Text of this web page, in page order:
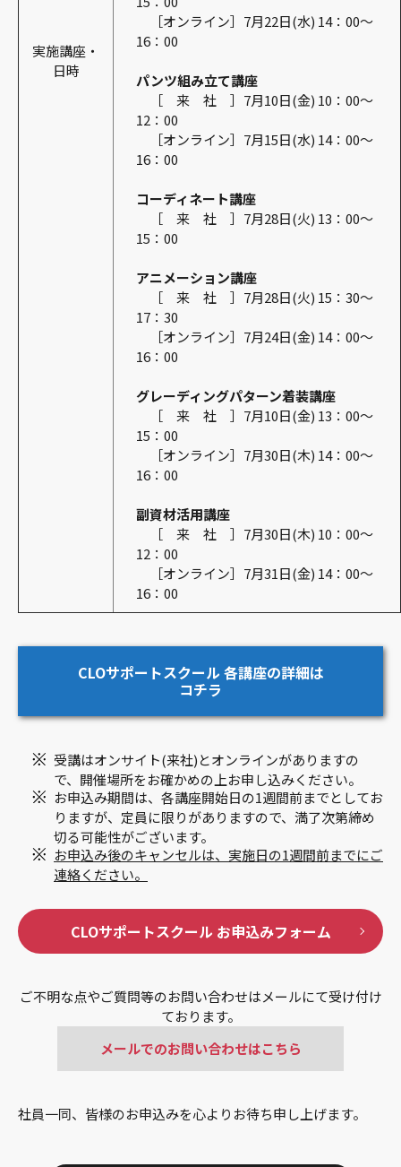
実施講座・
日時
［オンライン］7月22日(水) 14：00～
16：00
パンツ組み立て講座
［ 来 社 ］7月10日(金) 10：00～
12：00
［オンライン］7月15日(水) 14：00～
16：00
コーディネート講座
［ 来 社 ］7月28日(火) 13：00～
15：00
アニメーション講座
［ 来 社 ］7月28日(火) 15：30～
17：30
［オンライン］7月24日(金) 14：00～
16：00
グレーディングパターン着装講座
［ 来 社 ］7月10日(金) 13：00～
15：00
［オンライン］7月30日(木) 14：00～
16：00
副資材活用講座
［ 来 社 ］7月30日(木) 10：00～
12：00
［オンライン］7月31日(金) 14：00～
16：00
CLOサポートスクール 各講座の詳細は
コチラ
受講はオンサイト(来社)とオンラインがありますの
で、開催場所をお確かめの上お申し込みください。
お申込み期間は、各講座開始日の1週間前までとしてお
りますが、定員に限りがありますので、満了次第締め
切る可能性がございます。
お申込み後のキャンセルは、実施日の1週間前までにご
連絡ください。
CLOサポートスクール お申込みフォーム
ご不明な点やご質問等のお問い合わせはメールにて受け付け
ております。
メールでのお問い合わせはこちら
社員一同、皆様のお申込みを心よりお待ち申し上げます。